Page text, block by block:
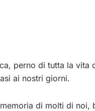
perno di tutta la vita
ai nostri giorni.
di molti di noi,